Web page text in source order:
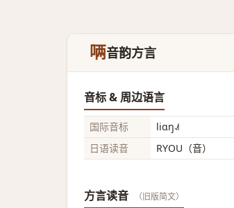
唡音韵方言
音标 & 周边语言
国际音标
liɑŋ˨˩˦
日语读音
RYOU（音）
方言读音 （旧版简文）